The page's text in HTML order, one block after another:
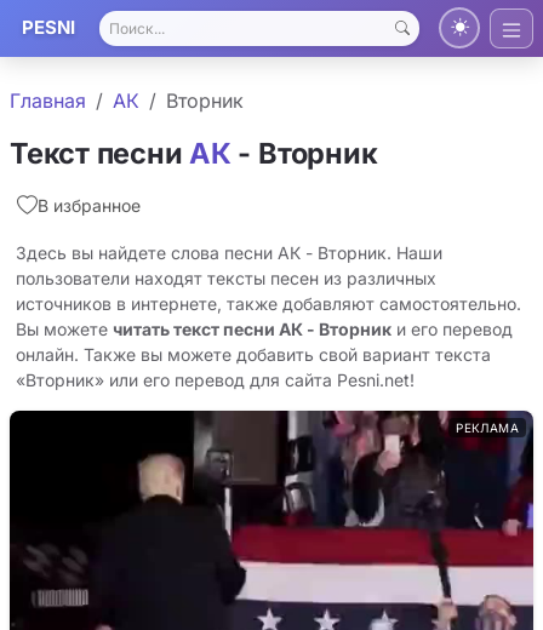
PESNI
Главная АК Вторник
Текст песни АК - Вторник
В избранное
Здесь вы найдете слова песни АК - Вторник. Наши
пользователи находят тексты песен из различных
источников в интернете, также добавляют самостоятельно.
Вы можете читать текст песни АК - Вторник и его перевод
онлайн. Также вы можете добавить свой вариант текста
«Вторник» или его перевод для сайта Pesni.net!
РЕКЛАМА